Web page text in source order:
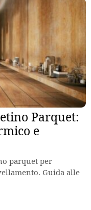
Parquet:
e
parquet per
Guida alle